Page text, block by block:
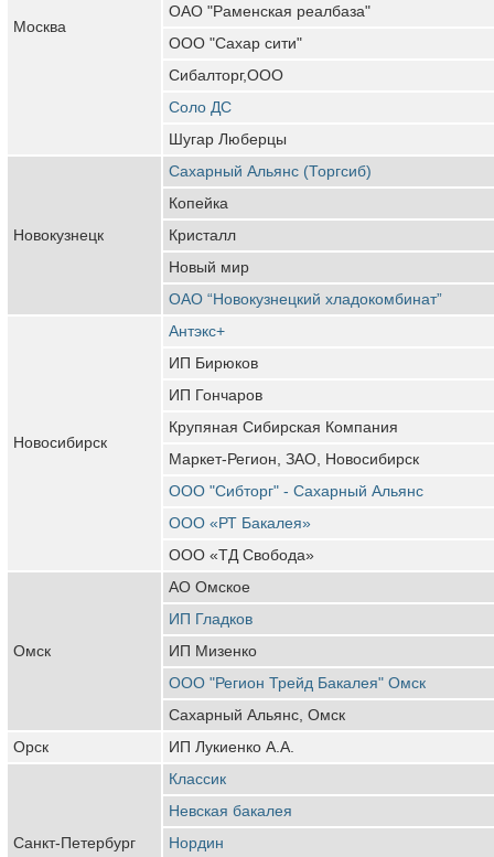
Москва
ОАО "Раменская реалбаза"
ООО "Сахар сити"
Сибалторг,ООО
Соло ДС
Шугар Люберцы
Новокузнецк
Сахарный Альянс (Торгсиб)
Копейка
Кристалл
Новый мир
ОАО “Новокузнецкий хладокомбинат”
Новосибирск
Антэкс+
ИП Бирюков
ИП Гончаров
Крупяная Сибирская Компания
Маркет-Регион, ЗАО, Новосибирск
ООО "Сибторг" - Сахарный Альянс
ООО «РТ Бакалея»
ООО «ТД Свобода»
Омск
АО Омское
ИП Гладков
ИП Мизенко
ООО "Регион Трейд Бакалея" Омск
Сахарный Альянс, Омск
Орск
ИП Лукиенко А.А.
Санкт-Петербург
Классик
Невская бакалея
Нордин